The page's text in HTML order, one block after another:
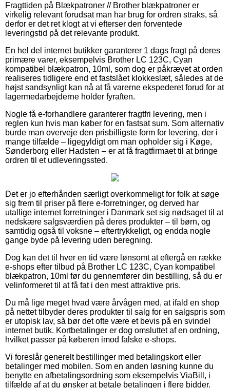
Fragttiden på Blækpatroner // Brother blækpatroner er
virkelig relevant forudsat man har brug for ordren straks, så
derfor er det ret klogt at vi efterser den forventede
leveringstid på det relevante produkt.
En hel del internet butikker garanterer 1 dags fragt på deres
primære varer, eksempelvis Brother LC 123C, Cyan
kompatibel blækpatron, 10ml, som dog er påkrævet at orden
realiseres tidligere end et fastslået klokkeslæt, således at de
højst sandsynligt kan nå at få varerne ekspederet forud for at
lagermedarbejderne holder fyraften.
Nogle få e-forhandlere garanterer fragtfri levering, men i
reglen kun hvis man køber for en fastsat sum. Som alternativ
burde man overveje den prisbilligste form for levering, der i
mange tilfælde – ligegyldigt om man opholder sig i Køge,
Sønderborg eller Hadsten – er at få fragtfirmaet til at bringe
ordren til et udleveringssted.
Det er jo efterhånden særligt overkommeligt for folk at søge
sig frem til priser på flere e-forretninger, og derved har
utallige internet forretninger i Danmark set sig nødsaget til at
nedskære salgsværdien på deres produkter – til børn, og
samtidig også til voksne – eftertrykkeligt, og endda nogle
gange byde på levering uden beregning.
Dog kan det til hver en tid være lønsomt at eftergå en række
e-shops efter tilbud på Brother LC 123C, Cyan kompatibel
blækpatron, 10ml før du gennemfører din bestilling, så du er
velinformeret til at få fat i den mest attraktive pris.
Du må lige meget hvad være årvågen med, at ifald en shop
på nettet tilbyder deres produkter til salg for en salgspris som
er utopisk lav, så bør det ofte være et bevis på en svindel
internet butik. Kortbetalinger er dog omsluttet af en ordning,
hvilket passer på køberen imod falske e-shops.
Vi foreslår generelt bestillinger med betalingskort eller
betalinger med mobilen. Som en anden løsning kunne du
benytte en afbetalingsordning som eksempelvis ViaBill, i
tilfælde af at du ønsker at betale betalingen i flere bidder.